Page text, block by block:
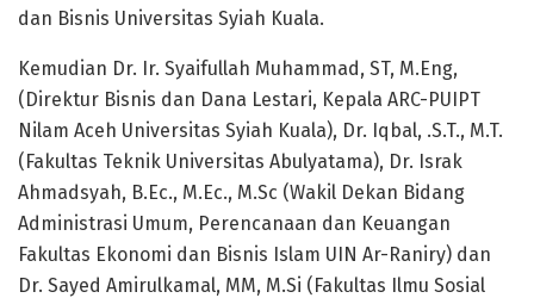
dan Bisnis Universitas Syiah Kuala.
Kemudian Dr. Ir. Syaifullah Muhammad, ST, M.Eng,
(Direktur Bisnis dan Dana Lestari, Kepala ARC-PUIPT
Nilam Aceh Universitas Syiah Kuala), Dr. Iqbal, .S.T., M.T.
(Fakultas Teknik Universitas Abulyatama), Dr. Israk
Ahmadsyah, B.Ec., M.Ec., M.Sc (Wakil Dekan Bidang
Administrasi Umum, Perencanaan dan Keuangan
Fakultas Ekonomi dan Bisnis Islam UIN Ar-Raniry) dan
Dr. Sayed Amirulkamal, MM, M.Si (Fakultas Ilmu Sosial